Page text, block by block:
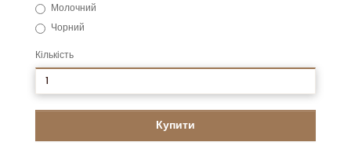
Молочний
Чорний
Кількість
Купити